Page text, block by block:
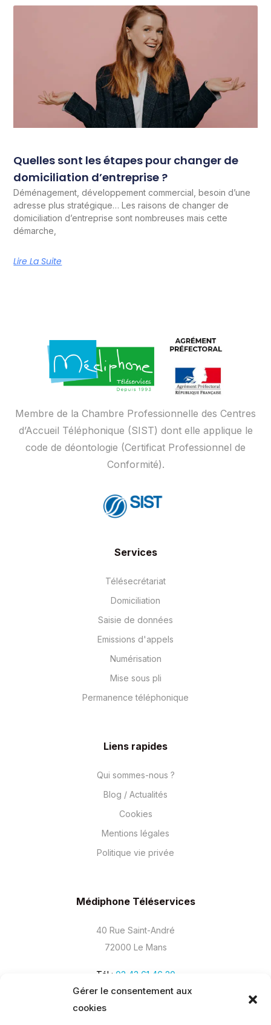
Gérer le consentement aux
cookies
Quelles sont les étapes pour changer de
domiciliation d’entreprise ?
Déménagement, développement commercial, besoin d’une
adresse plus stratégique… Les raisons de changer de
domiciliation d’entreprise sont nombreuses mais cette
démarche,
Lire La Suite
Membre de la Chambre Professionnelle des Centres
d’Accueil Téléphonique (SIST) dont elle applique le
code de déontologie (Certificat Professionnel de
Conformité).
Services
Télésecrétariat
Domiciliation
Saisie de données
Emissions d'appels
Numérisation
Mise sous pli
Permanence téléphonique
Liens rapides
Qui sommes-nous ?
Blog / Actualités
Cookies
Mentions légales
Politique vie privée
Médiphone Téléservices
40 Rue Saint-André
72000 Le Mans
Tél : 02 43 61 46 20